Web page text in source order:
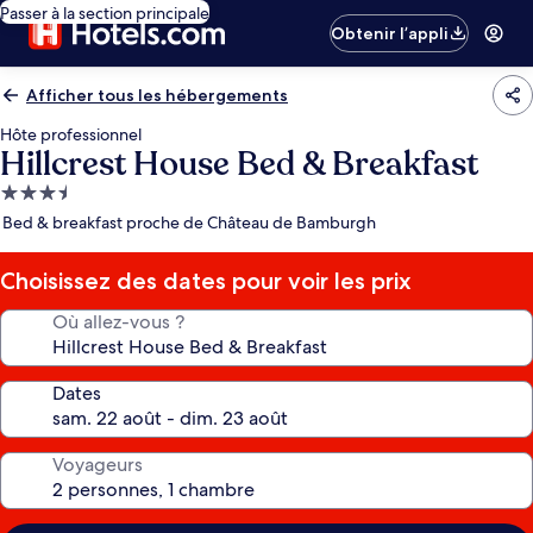
Passer à la section principale
Obtenir l’appli
Afficher tous les hébergements
Hôte professionnel
Hillcrest House Bed & Breakfast
Hébergement
3.5 étoiles
Bed & breakfast proche de Château de Bamburgh
Choisissez des dates pour voir les prix
Où allez-vous ?
Dates
Voyageurs